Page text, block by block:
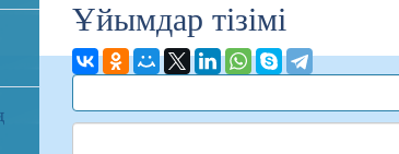
Ұйымдар тізімі